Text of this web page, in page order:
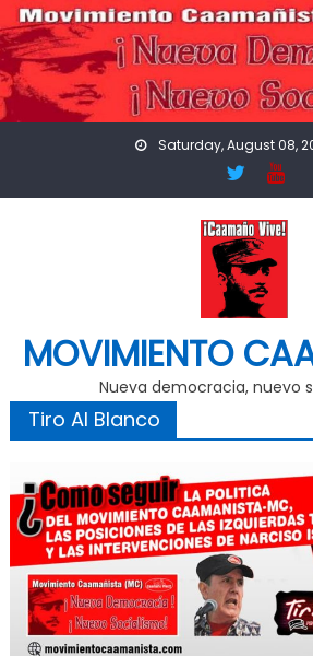
Skip
to
content
Saturday, August 08,
MOVIMIENTO
Nueva democracia, nuevo
Tiro Al Blanco